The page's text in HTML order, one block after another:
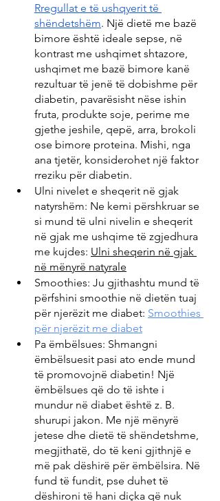
Rregullat e të ushqyerit të
shëndetshëm. Një dietë me bazë
bimore është ideale sepse, në
kontrast me ushqimet shtazore,
ushqimet me bazë bimore kanë
rezultuar të jenë të dobishme për
diabetin, pavarësisht nëse ishin
fruta, produkte soje, perime me
gjethe jeshile, qepë, arra, brokoli
ose bimore proteina. Mishi, nga
ana tjetër, konsiderohet një faktor
rreziku për diabetin.
Ulni nivelet e sheqerit në gjak
natyrshëm: Ne kemi përshkruar se
si mund të ulni nivelin e sheqerit
në gjak me ushqime të zgjedhura
me kujdes: Ulni sheqerin në gjak
në mënyrë natyrale
Smoothies: Ju gjithashtu mund të
përfshini smoothie në dietën tuaj
për njerëzit me diabet: Smoothies
për njerëzit me diabet
Pa ëmbëlsues: Shmangni
ëmbëlsuesit pasi ato ende mund
të promovojnë diabetin! Një
ëmbëlsues që do të ishte i
mundur në diabet është z. B.
shurupi jakon. Me një mënyrë
jetese dhe dietë të shëndetshme,
megjithatë, do të keni gjithnjë e
më pak dëshirë për ëmbëlsira. Në
fund të fundit, pse duhet të
dëshironi të hani diçka që nuk